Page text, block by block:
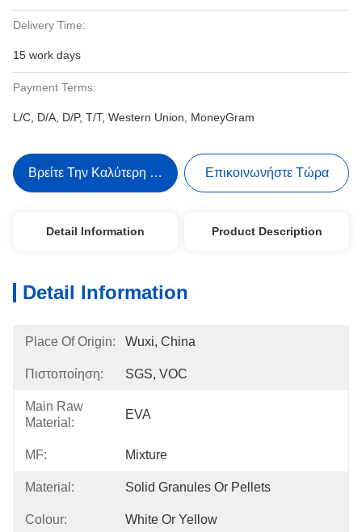
Delivery Time:
15 work days
Payment Terms:
L/C, D/A, D/P, T/T, Western Union, MoneyGram
Βρείτε Την Καλύτερη Τιμή Επικοινωνήστε Τώρα
Detail Information Product Description
Detail Information
Place Of Origin: Wuxi, China
Πιστοποίηση: SGS, VOC
Main Raw
Material:
EVA
MF: Mixture
Material: Solid Granules Or Pellets
Colour: White Or Yellow